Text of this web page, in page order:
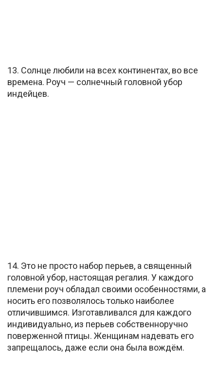
13. Солнце любили на всех континентах, во все
времена. Роуч — солнечный головной убор
индейцев.
14. Это не просто набор перьев, а священный
головной убор, настоящая регалия. У каждого
племени роуч обладал своими особенностями, а
носить его позволялось только наиболее
отличившимся. Изготавливался для каждого
индивидуально, из перьев собственноручно
поверженной птицы. Женщинам надевать его
запрещалось, даже если она была вождём.